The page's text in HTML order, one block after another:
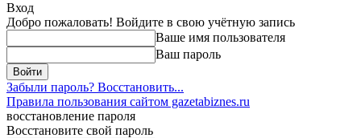
Вход
Добро пожаловать! Войдите в свою учётную запись
Ваше имя пользователя
Ваш пароль
Забыли пароль? Восстановить...
Правила пользования сайтом gazetabiznes.ru
восстановление пароля
Восстановите свой пароль